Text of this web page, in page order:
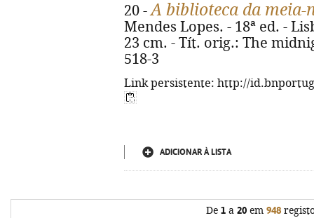
20 -A biblioteca da meia-
Mendes Lopes. - 18ª ed. -
23 cm. - Tít. orig.: The
518-3
Link persistente: http://
ADICIONAR À LISTA
De 1 a 20 em 948